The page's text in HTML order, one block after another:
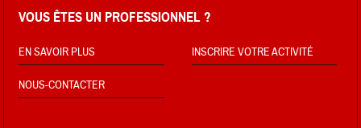
VOUS ÊTES UN PROFESSIONNEL ?
EN SAVOIR PLUS INSCRIRE VOTRE ACTIVITÉ
NOUS-CONTACTER